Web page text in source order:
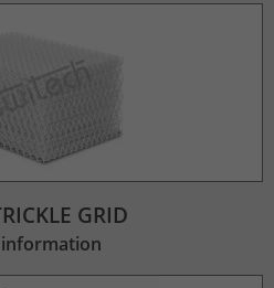
GRID
um den Sitzungsstatus